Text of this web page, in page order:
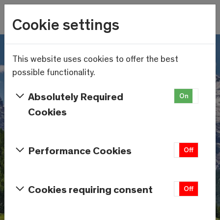
Skip to main content
21.4°C
Wetter
Cookie settings
This website uses cookies to offer the best
possible functionality.
Absolutely Required
Cookies
On Off
Performance Cookies Off
Cookies requiring consent Off